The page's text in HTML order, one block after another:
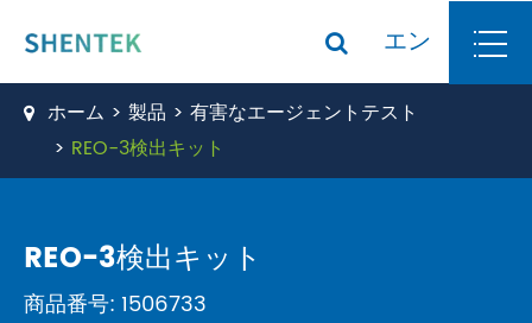
エン
ホーム 製品
有害なエージェントテスト
REO-3検出キット
REO-3検出キット
商品番号: 1506733